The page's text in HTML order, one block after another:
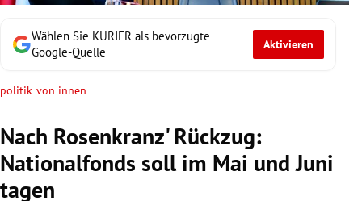
Untermenü
Untermenü
Untermenü
Untermenü
Wählen Sie KURIER als bevorzugte
Google-Quelle
Aktivieren
politik von innen
Nach Rosenkranz' Rückzug:
Nationalfonds soll im Mai und Juni
tagen